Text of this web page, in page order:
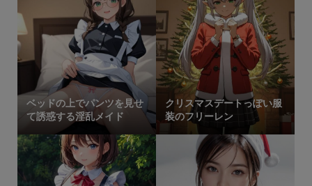
ベッドの上でパンツを見せ
て誘惑する淫乱メイド
クリスマスデートっぽい服
装のフリーレン